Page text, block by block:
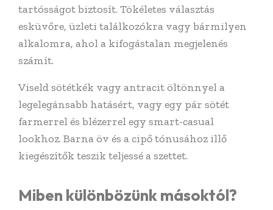
tartósságot biztosít. Tökéletes választás
esküvőre, üzleti találkozókra vagy bármilyen
alkalomra, ahol a kifogástalan megjelenés
számít.
Viseld sötétkék vagy antracit öltönnyel a
legelegánsabb hatásért, vagy egy pár sötét
farmerrel és blézerrel egy smart-casual
lookhoz. Barna öv és a cipő tónusához illő
kiegészítők teszik teljessé a szettet.
Miben különbözünk másoktól?